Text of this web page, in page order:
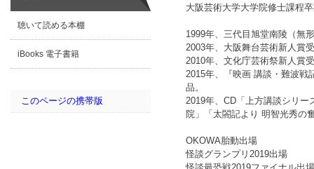
聴いて読める本棚
iBooks 電子書籍
このページの携帯版
大阪芸術大学大学院修士課程
1999年、三代目旭堂南陵（無
2003年、大阪舞台芸術新人賞
2010年、文化庁芸術祭新人賞
2015年、『映画 講談・難波戦
品。
2019年、CD「上方講談シリ
院」「太閤記より 明智光秀の
OKOWA胎動出場
怪談グランプリ2019出場